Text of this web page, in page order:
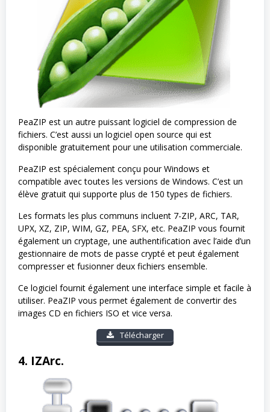
PeaZIP est un autre puissant logiciel de compression de
fichiers. C’est aussi un logiciel open source qui est
disponible gratuitement pour une utilisation commerciale.
PeaZIP est spécialement conçu pour Windows et
compatible avec toutes les versions de Windows. C’est un
élève gratuit qui supporte plus de 150 types de fichiers.
Les formats les plus communs incluent 7-ZIP, ARC, TAR,
UPX, XZ, ZIP, WIM, GZ, PEA, SFX, etc. PeaZIP vous fournit
également un cryptage, une authentification avec l’aide d’un
gestionnaire de mots de passe crypté et peut également
compresser et fusionner deux fichiers ensemble.
Ce logiciel fournit également une interface simple et facile à
utiliser. PeaZIP vous permet également de convertir des
images CD en fichiers ISO et vice versa.
Télécharger
4. IZArc.